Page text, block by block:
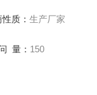
质： 生产厂家
量： 150